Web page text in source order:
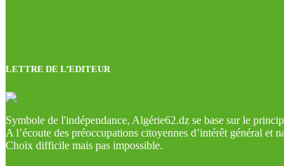
LETTRE DE L’EDITEUR
Symbole de l'indépendance, Algérie62.dz se base sur le
A l’écoute des préoccupations citoyennes d’intérêt général et
Choix difficile mais pas impossible.